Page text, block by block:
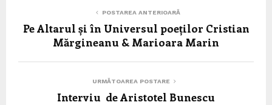
POSTAREA ANTERIOARĂ
Pe Altarul și în Universul poeților Cristian
Mărgineanu & Marioara Marin
URMĂTOAREA POSTARE
Interviu de Aristotel Bunescu